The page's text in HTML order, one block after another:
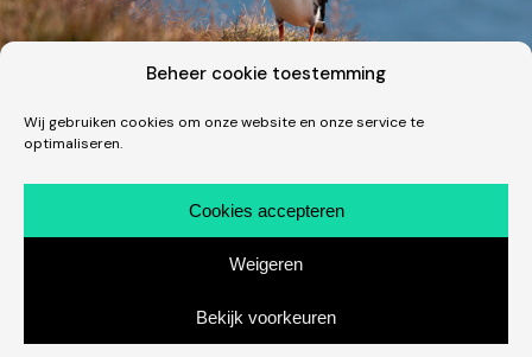
Beheer cookie toestemming
Wij gebruiken cookies om onze website en onze service te
optimaliseren.
Cookies accepteren
Weigeren
Bekijk voorkeuren
Een dik uur tussen de clowns in IJsland
Wat een fantastische beestjes zijn dit! Één van de
hoogtepunten van onze trip naar IJsland in juli was uiteraard